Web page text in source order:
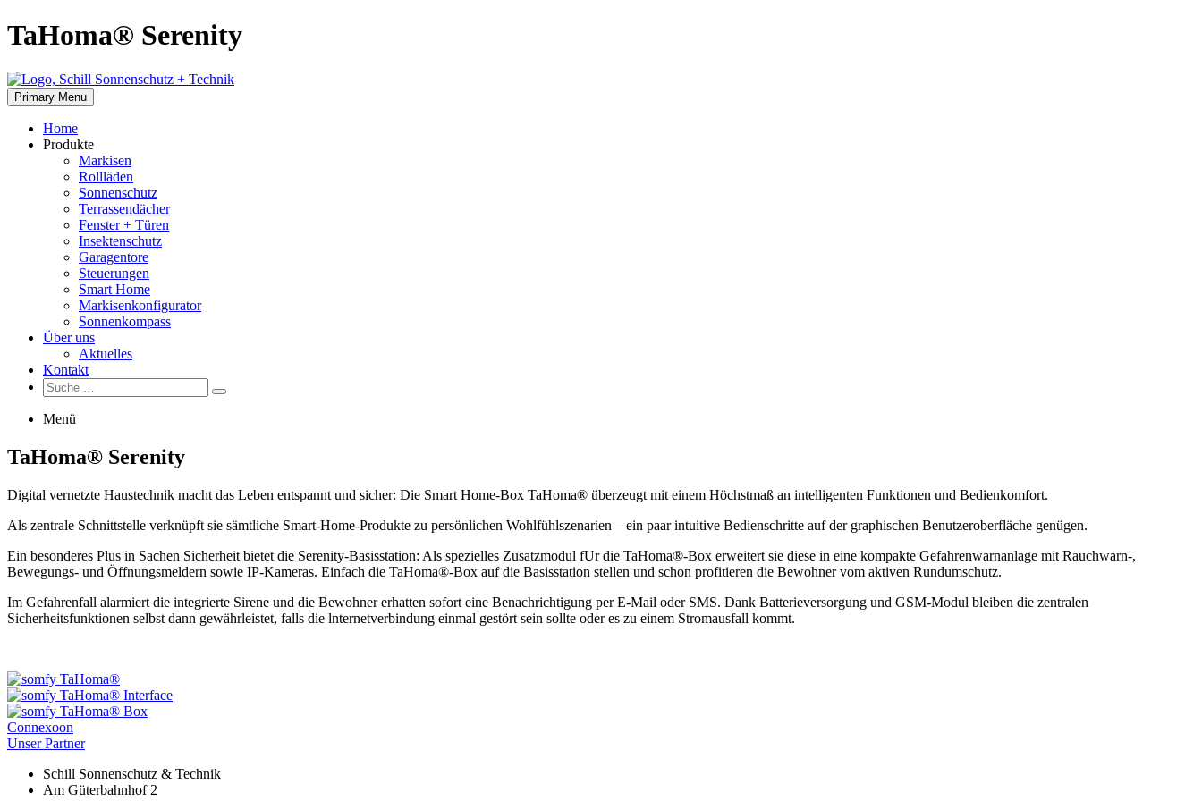
Skip
to
TaHoma® Serenity
Primary Menu
Home
Produkte
Markisen
Rollläden
Sonnenschutz
Terrassendächer
Fenster + Türen
Insektenschutz
Garagentore
Steuerungen
Smart Home
Markisenkonfigurator
Sonnenkompass
Über uns
Aktuelles
Kontakt
Suche:
Suche
Menü
TaHoma® Serenity
Digital vernetzte Haustechnik macht das Leben entspannt und sicher: Die Smart Home-Box TaHoma® überzeugt mit einem Höchstmaß an intelligenten Funktionen und Bedienkomfort.
Als zentrale Schnittstelle verknüpft sie sämtliche Smart-Home-Produkte zu persönlichen Wohlfühlszenarien – ein paar intuitive Bedienschritte auf der graphischen Benutzeroberfläche genügen.
Ein besonderes Plus in Sachen Sicherheit bietet die Serenity-Basisstation: Als spezielles Zusatzmodul fUr die TaHoma®-Box erweitert sie diese in eine kompakte Gefahrenwarnanlage mit Rauchwarn-,
Bewegungs- und Öffnungsmeldern sowie IP-Kameras. Einfach die TaHoma®-Box auf die Basisstation stellen und schon profitieren die Bewohner vom aktiven Rundumschutz.
Im Gefahrenfall alarmiert die integrierte Sirene und die Bewohner erhatten sofort eine Benachrichtigung per E-Mail oder SMS. Dank Batterieversorgung und GSM-Modul bleiben die zentralen
Sicherheitsfunktionen selbst dann gewährleistet, falls die lnternetverbindung einmal gestört sein sollte oder es zu einem Stromausfall kommt.
Beitragsnavigation
Connexoon
Unser Partner
Schill Sonnenschutz & Technik
Am Güterbahnhof 2